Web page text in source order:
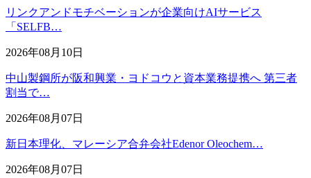
リンクアンドモチベーションが企業向けAIサービス
「SELFB…
2026年08月10日
中山製鋼所が阪和興業・ヨドコウと資本業務提携へ 第三者
割当で…
2026年08月07日
新日本理化、マレーシア合弁会社Edenor Oleochem…
2026年08月07日